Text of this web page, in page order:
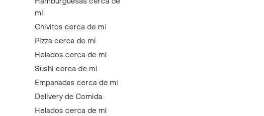
mi
Chivitos cerca de mi
Pizza cerca de mi
Helados cerca de mi
Sushi cerca de mi
Empanadas cerca de mi
Delivery de Comida
Helados cerca de mi